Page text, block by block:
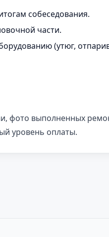
собеседования.
части.
(утюг,
фото выполненных
уровень оплаты.